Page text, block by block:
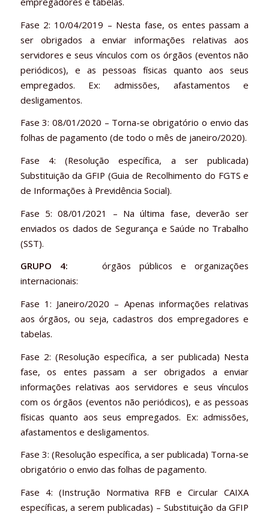
Fase 2: 10/04/2019 – Nesta fase, os entes passam a
ser obrigados a enviar informações relativas aos
servidores e seus vínculos com os órgãos (eventos não
periódicos), e as pessoas físicas quanto aos seus
empregados. Ex: admissões, afastamentos e
desligamentos.
Fase 3: 08/01/2020 – Torna-se obrigatório o envio das
folhas de pagamento (de todo o mês de janeiro/2020).
Fase 4: (Resolução específica, a ser publicada)
Substituição da GFIP (Guia de Recolhimento do FGTS e
de Informações à Previdência Social).
Fase 5: 08/01/2021 – Na última fase, deverão ser
enviados os dados de Segurança e Saúde no Trabalho
(SST).
GRUPO 4:
órgãos públicos e organizações
internacionais:
Fase 1: Janeiro/2020 – Apenas informações relativas
aos órgãos, ou seja, cadastros dos empregadores e
tabelas.
Fase 2: (Resolução específica, a ser publicada) Nesta
fase, os entes passam a ser obrigados a enviar
informações relativas aos servidores e seus vínculos
com os órgãos (eventos não periódicos), e as pessoas
físicas quanto aos seus empregados. Ex: admissões,
afastamentos e desligamentos.
Fase 3: (Resolução específica, a ser publicada) Torna-se
obrigatório o envio das folhas de pagamento.
Fase 4: (Instrução Normativa RFB e Circular CAIXA
específicas, a serem publicadas) – Substituição da GFIP